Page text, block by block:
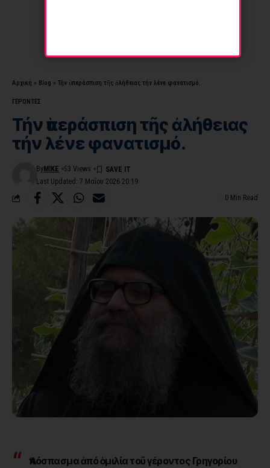
Αρχική » Blog » Τήν ὑπεράσπιση τῆς ἀλήθειας τήν λένε φανατισμό.
ΓΕΡΟΝΤΕΣ
Τήν ὑπεράσπιση τῆς ἀλήθειας
τήν λένε φανατισμό.
Last Updated: 7 Μαΐου 2026 20:19
By MIKE 53 Views
0 Min Read
Ἀπόσπασμα ἀπόὁμιλίατοῦ γέροντος Γρηγορίου